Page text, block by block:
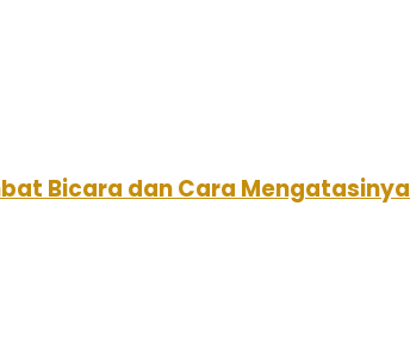
Bicara dan Cara Mengatasinya